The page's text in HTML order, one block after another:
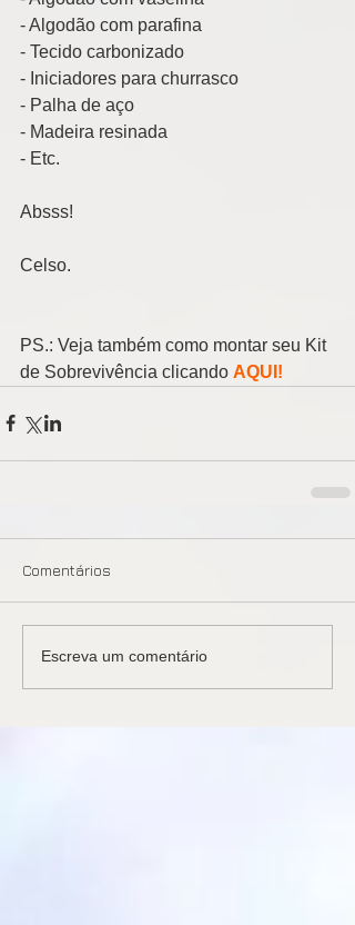
- Algodão com parafina
- Tecido carbonizado
- Iniciadores para churrasco
- Palha de aço
- Madeira resinada
- Etc.
Absss!
Celso.
PS.: Veja também como montar seu Kit
de Sobrevivência clicando AQUI!
Comentários
Escreva um comentário